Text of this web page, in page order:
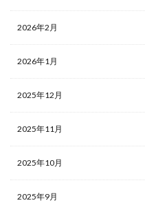
2026年2月
2026年1月
2025年12月
2025年11月
2025年10月
2025年9月